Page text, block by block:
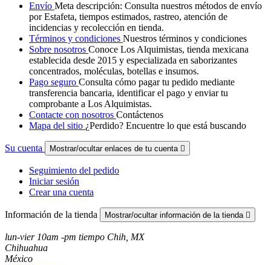
Envío Meta descripción: Consulta nuestros métodos de envío
por Estafeta, tiempos estimados, rastreo, atención de
incidencias y recolección en tienda.
Términos y condiciones Nuestros términos y condiciones
Sobre nosotros Conoce Los Alquimistas, tienda mexicana
establecida desde 2015 y especializada en saborizantes
concentrados, moléculas, botellas e insumos.
Pago seguro Consulta cómo pagar tu pedido mediante
transferencia bancaria, identificar el pago y enviar tu
comprobante a Los Alquimistas.
Contacte con nosotros Contáctenos
Mapa del sitio ¿Perdido? Encuentre lo que está buscando
Su cuenta Mostrar/ocultar enlaces de tu cuenta 
Seguimiento del pedido
Iniciar sesión
Crear una cuenta
Información de la tienda Mostrar/ocultar información de la tienda 
lun-vier 10am -pm tiempo Chih, MX
Chihuahua
México